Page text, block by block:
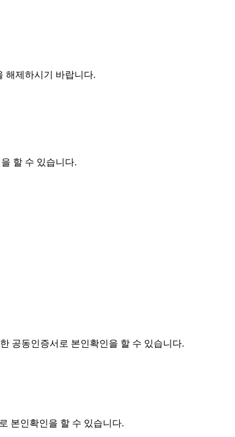
해제하시기 바랍니다.
할 수 있습니다.
공동인증서로 본인확인을 할 수 있습니다.
본인확인을 할 수 있습니다.